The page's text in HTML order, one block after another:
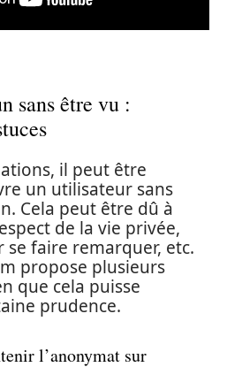
sans être vu :
il peut être
un utilisateur sans
Cela peut être dû à
de la vie privée,
faire remarquer, etc.
propose plusieurs
que cela puisse
prudence.
l’anonymat sur